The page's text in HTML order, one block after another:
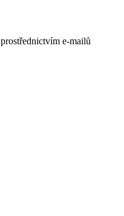
prostřednictvím e-mailů